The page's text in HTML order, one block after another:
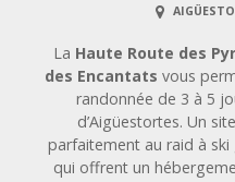
La Haute Route des
des Encantats vous
randonnée de 3 à 5
d’Aigüestortes. Un
parfaitement au raid à
qui offrent un